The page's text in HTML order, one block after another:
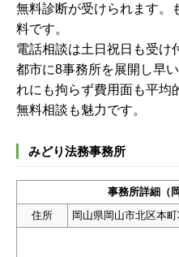
無料診断が受けられます。
料です。
電話相談は土日祝日も受け
都市に8事務所を展開し早
れにも拘らず費用面も平均
無料相談も魅力です。
みどり法務事務所
事務所詳細（
住所
岡山県岡山市北区本